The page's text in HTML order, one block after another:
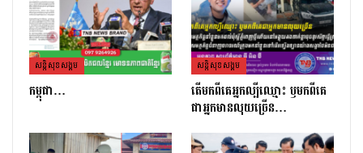
សន្តិសុខសង្គម
កម្ពុជា…
សន្តិសុខសង្គម
តេីមកពីគេអ្នកល្បីឈ្មោះ​ ឫមកពីគេ
ជាអ្នកមានលុយច្រេីន​…